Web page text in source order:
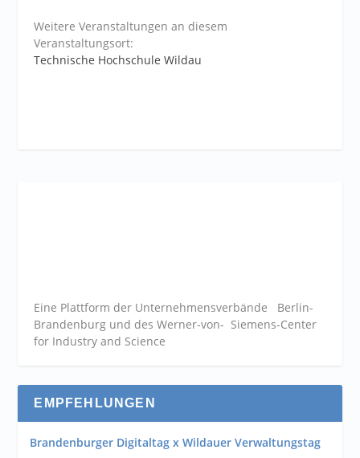
Weitere Veranstaltungen an diesem
Veranstaltungsort:
Technische Hochschule Wildau
Eine Plattform der Unternehmensverbände Berlin-
Brandenburg und des Werner-von- Siemens-Center
for Industry and Science
EMPFEHLUNGEN
Brandenburger Digitaltag x Wildauer Verwaltungstag